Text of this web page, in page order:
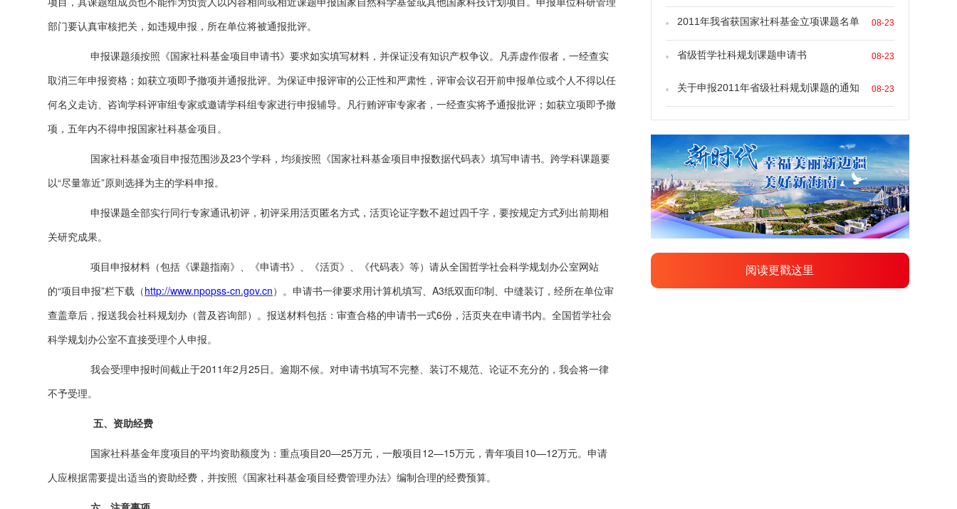
部门要认真审核把关，如违规申报，所在单位将被通报批评。
申报课题须按照《国家社科基金项目申请书》要求如实填写材料，并保证没有知识产权争议。凡弄虚作假者，一经查实
取消三年申报资格；如获立项即予撤项并通报批评。为保证申报评审的公正性和严肃性，评审会议召开前申报单位或个人不得以任
何名义走访、咨询学科评审组专家或邀请学科组专家进行申报辅导。凡行贿评审专家者，一经查实将予通报批评；如获立项即予撤
项，五年内不得申报国家社科基金项目。
国家社科基金项目申报范围涉及23个学科，均须按照《国家社科基金项目申报数据代码表》填写申请书。跨学科课题要
以“尽量靠近”原则选择为主的学科申报。
申报课题全部实行同行专家通讯初评，初评采用活页匿名方式，活页论证字数不超过四千字，要按规定方式列出前期相
关研究成果。
项目申报材料（包括《课题指南》、《申请书》、《活页》、《代码表》等）请从全国哲学社会科学规划办公室网站
的“项目申报”栏下载（http://www.npopss-cn.gov.cn）。申请书一律要求用计算机填写、A3纸双面印制、中缝装订，经所在单位审
查盖章后，报送我会社科规划办（普及咨询部）。报送材料包括：审查合格的申请书一式6份，活页夹在申请书内。全国哲学社会
科学规划办公室不直接受理个人申报。
我会受理申报时间截止于2011年2月25日。逾期不候。对申请书填写不完整、装订不规范、论证不充分的，我会将一律
不予受理。
五、资助经费
国家社科基金年度项目的平均资助额度为：重点项目20—25万元，一般项目12—15万元，青年项目10—12万元。申请
人应根据需要提出适当的资助经费，并按照《国家社科基金项目经费管理办法》编制合理的经费预算。
2011年我省获国家社科基金立项课题名单 08-23
省级哲学社科规划课题申请书 08-23
关于申报2011年省级社科规划课题的通知 08-23
阅读更戳这里